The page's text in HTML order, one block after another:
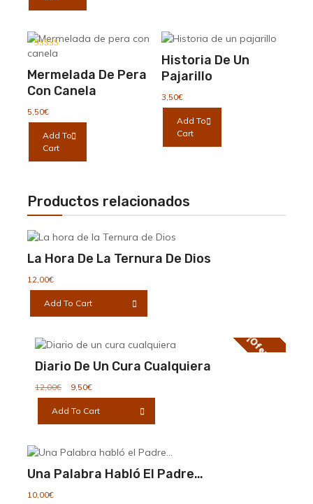
producto
Mermelada De Pera
Con Canela
Valorado con
de 5
5,50€
Add To
Cart
Historia De Un
Pajarillo
3,50€
Add To
Cart
Productos relacionados
La Hora De La Ternura De Dios
12,00€
Add To Cart
¡Oferta!
Diario De Un Cura Cualquiera
12,00€
El
precio
original
era:
9,50€El
precio
actual
es:
Add To Cart
Una Palabra Habló El Padre…
10,00€